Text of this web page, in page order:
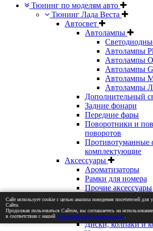
Тюнинг по моделям авто
Тюнинг Лада Веста
Автосвет
Автолампы
Автолампы
Автолампы
Автолампы
Автолампы
Автолампы
Дополнительный
Задние фонари
Передние фары
Поворотники и
поворотов
комплектующие
Аксессуары
Ароматизаторы
Рамки для номера
Прочие аксессуары
Внешний вид
Боковые зеркала
Диски, колпаки и
Сайт использует cookie с целью анализа поведения посетителей для
Сайта.
Продолжая пользоваться Сайтом, вы соглашаетесь на
в соответствии с нашейПолитикой конфиденциальности.